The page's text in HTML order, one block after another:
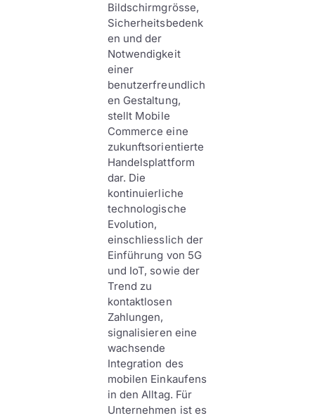
Bildschirmgrösse,
Sicherheitsbedenk
en und der
Notwendigkeit
einer
benutzerfreundlich
en Gestaltung,
stellt Mobile
Commerce eine
zukunftsorientierte
Handelsplattform
dar. Die
kontinuierliche
technologische
Evolution,
einschliesslich der
Einführung von 5G
und IoT, sowie der
Trend zu
kontaktlosen
Zahlungen,
signalisieren eine
wachsende
Integration des
mobilen Einkaufens
in den Alltag. Für
Unternehmen ist es